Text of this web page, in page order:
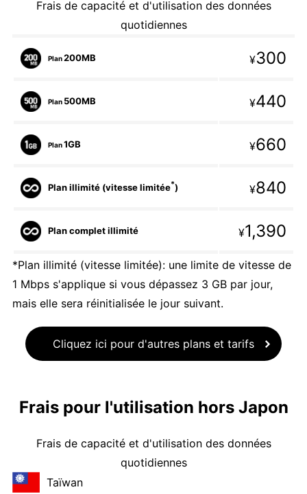
Frais de capacité et d'utilisation des données
quotidiennes
Plan200MB ¥300
Plan 500MB ¥440
Plan1GB ¥660
Plan illimité (vitesse limitée*) ¥840
Plan complet illimité ¥1,390
*Plan illimité (vitesse limitée): une limite de vitesse de
1 Mbps s'applique si vous dépassez 3 GB par jour,
mais elle sera réinitialisée le jour suivant.
Cliquez ici pour d'autres plans et tarifs
Frais pour l'utilisation hors Japon
Frais de capacité et d'utilisation des données
quotidiennes
Taïwan